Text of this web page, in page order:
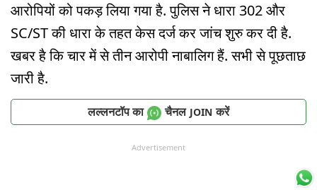
आरोपियों को पकड़ लिया गया है. पुलिस ने धारा 302 और
SC/ST की धारा के तहत केस दर्ज कर जांच शुरु कर दी है.
खबर है कि चार में से तीन आरोपी नाबालिग हैं. सभी से पूछताछ
जारी है.
लल्लनटॉप का चैनल JOIN करें
Advertisement